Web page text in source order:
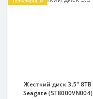
Жесткий диск 3.5" 8TB
Seagate (ST8000VN004)